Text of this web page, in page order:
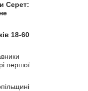
Серет:
18-60
першої